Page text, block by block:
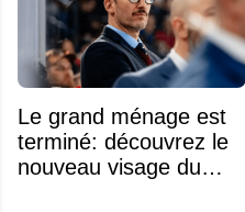
Le grand ménage est
terminé: découvrez le
nouveau visage du